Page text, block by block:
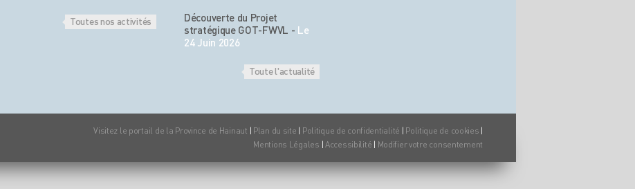
Toutes nos activités
Découverte du Projet
stratégique GOT-FWVL - Le
24 Juin 2026
Toute l'actualité
Visitez le portail de la Province de Hainaut | Plan du site | Politique de confidentialité | Politique de cookies |
Mentions Légales | Accessibilité | Modifier votre consentement